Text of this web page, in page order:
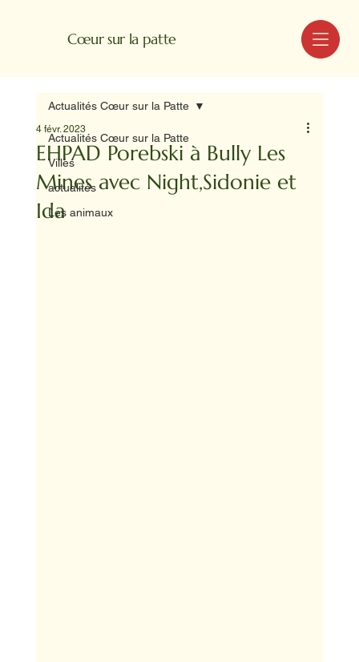
Cœur sur la patte MENU
Actualités Cœur sur la Patte
Villes
actualités
Les animaux
Actualités Cœur sur la Patte
EHPAD Porebski à Bully Les
Mines avec Night,Sidonie et
Ida
4 févr. 2023